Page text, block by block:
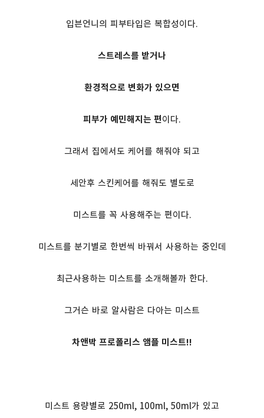
입븐언니의 피부타입은 복합성이다.
스트레스를 받거나
환경적으로 변화가 있으면
피부가 예민해지는 편이다.
그래서 집에서도 케어를 해줘야 되고
세안후 스킨케어를 해줘도 별도로
미스트를 꼭 사용해주는 편이다.
미스트를 분기별로 한번씩 바꿔서 사용하는 중인데
최근사용하는 미스트를 소개해볼까 한다.
그거슨 바로 알사람은 다아는 미스트
차앤박 프로폴리스 앰플 미스트!!
미스트 용량별로 250ml, 100ml, 50ml가 있고